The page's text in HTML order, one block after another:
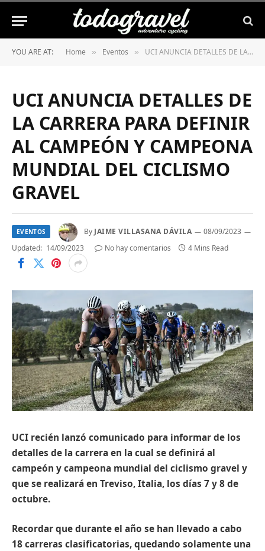
YOU ARE AT: Home » Eventos » UCI ANUNCIA DETALLES DE LA CARRERA PARA DEFINIR AL CAMPEÓN Y CAMPEONA MUNDIAL DEL CICLISMO GRAVEL
UCI ANUNCIA DETALLES DE
LA CARRERA PARA DEFINIR
AL CAMPEÓN Y CAMPEONA
MUNDIAL DEL CICLISMO
GRAVEL
EVENTOS By JAIME VILLASANA DÁVILA
08/09/2023
Updated: 14/09/2023 No hay comentarios 4 Mins Read
UCI recién lanzó comunicado para informar de los
detalles de la carrera en la cual se definirá al
campeón y campeona mundial del ciclismo gravel y
que se realizará en Treviso, Italia, los días 7 y 8 de
octubre.
Recordar que durante el año se han llevado a cabo
18 carreras clasificatorias, quedando solamente una